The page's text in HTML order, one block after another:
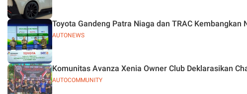
AUTONEWS
Toyota Gandeng Patra Niaga dan TRAC
AUTOCOMMUNITY
Komunitas Avanza Xenia Owner Club Deklarasikan